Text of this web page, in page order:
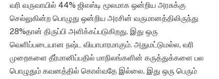
வரி வருவாயில் 44% ஜிஎஸ்டி மூலமாக ஒன்றிய அரசுக்கு
செல்லுகின்ற பொழுது ஒன்றிய அரசின் வருமானத்திலிருந்து
28%தான் திருப்பி அளிக்கப்படுகிறது. இது ஒரு
வெளிப்படையான நஷ்ட வியாபாரமாகும். அதுமட்டுமல்ல, வரி
முறைகளை தீர்மானிப்பதில் மாநிலங்களின் கருத்துக்களை பல
பொழுதும் கவனத்தில் கொள்வதே இல்லை. இது ஒரு பெரும்